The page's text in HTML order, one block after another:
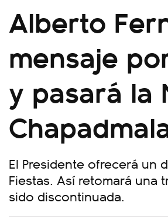
Alberto
mensaje
y pasará la
El Presidente ofrecerá un
Fiestas. Así retomará una
sido discontinuada.